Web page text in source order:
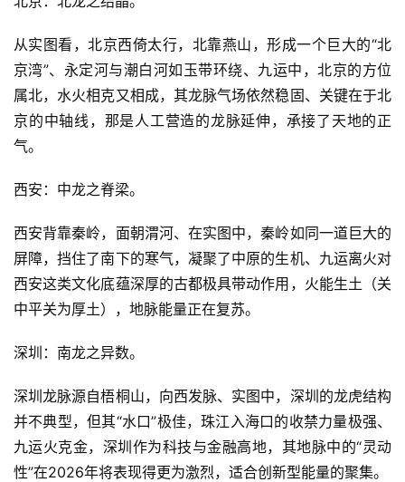
从实图看，北京西倚太行，北靠燕山，形成一个巨大的“北
京湾”、永定河与潮白河如玉带环绕、九运中，北京的方位
属北，水火相克又相成，其龙脉气场依然稳固、关键在于北
京的中轴线，那是人工营造的龙脉延伸，承接了天地的正
气。
西安：中龙之脊梁。
西安背靠秦岭，面朝渭河、在实图中，秦岭如同一道巨大的
屏障，挡住了南下的寒气，凝聚了中原的生机、九运离火对
西安这类文化底蕴深厚的古都极具带动作用，火能生土（关
中平关为厚土），地脉能量正在复苏。
深圳：南龙之异数。
深圳龙脉源自梧桐山，向西发脉、实图中，深圳的龙虎结构
并不典型，但其“水口”极佳，珠江入海口的收禁力量极强、
九运火克金，深圳作为科技与金融高地，其地脉中的“灵动
性”在2026年将表现得更为激烈，适合创新型能量的聚集。